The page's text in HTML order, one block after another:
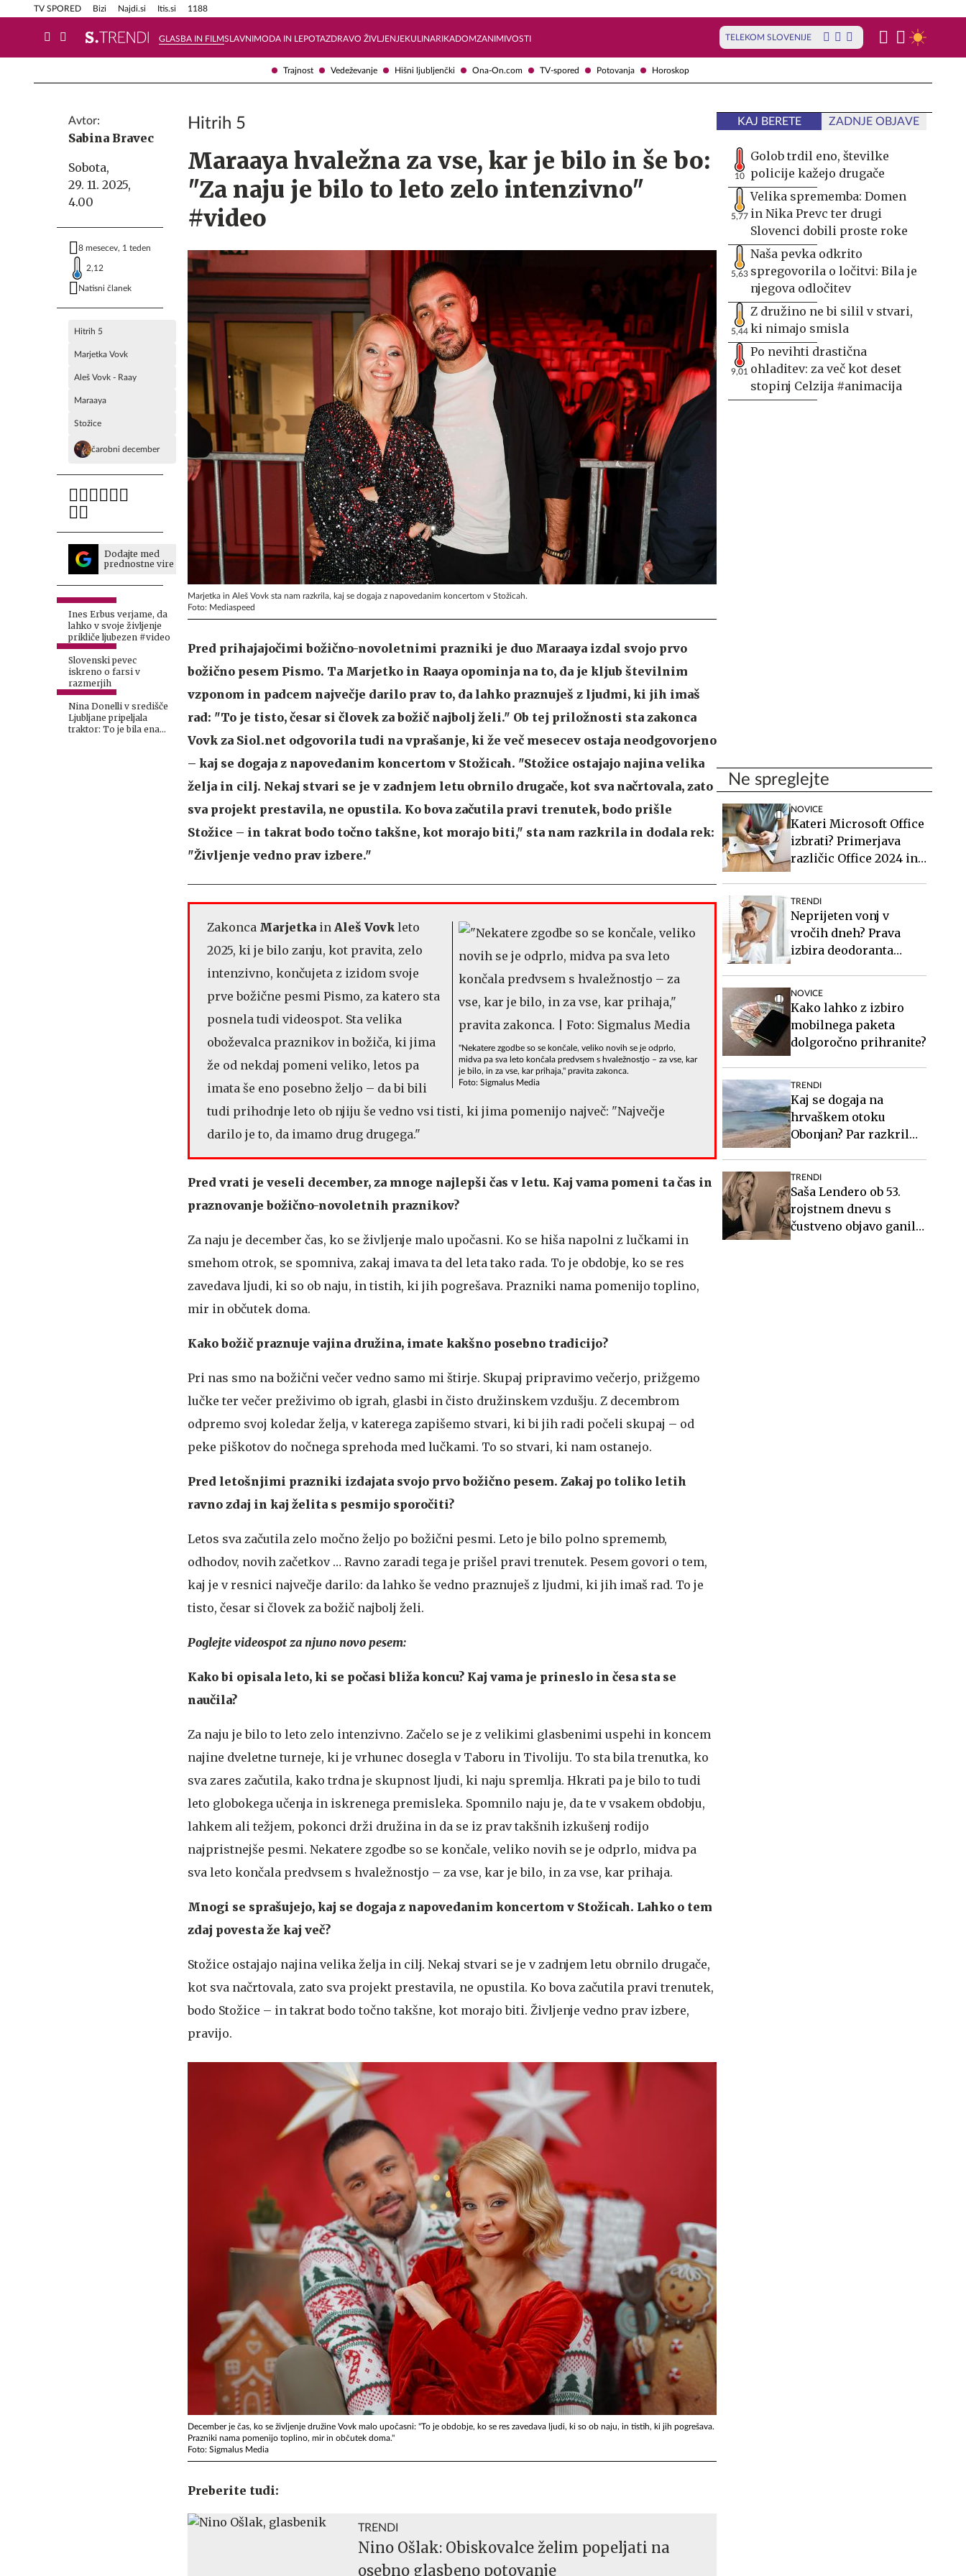
Trajnost Vedeževanje Hišni ljubljenčki Ona-On.com TV-spored Potovanja Horoskop
TV SPORED Bizi Najdi.si Itis.si 1188
GLASBA IN FILMSLAVNIMODA IN LEPOTAZDRAVO ŽIVLJENJEKULINARIKADOMZANIMIVOSTI TELEKOM SLOVENIJE
Info in obvestila Tehnik
Avtor:
Sabina Bravec
Sobota,
29. 11. 2025,
4.00
8 mesecev, 1 teden
2,12
Natisni članek
Hitrih 5
Marjetka Vovk
Aleš Vovk - Raay
Maraaya
Stožice
čarobni december
Dodajte med
prednostne vire
Ines Erbus verjame, da
lahko v svoje življenje
prikliče ljubezen #video
Slovenski pevec
iskreno o farsi v
razmerjih
Nina Donelli v središče
Ljubljane pripeljala
traktor: To je bila ena
Hitrih 5
Maraaya hvaležna za vse, kar je bilo in še bo:
"Za naju je bilo to leto zelo intenzivno"
#video
Marjetka in Aleš Vovk sta nam razkrila, kaj se dogaja z napovedanim koncertom v Stožicah.
Foto: Mediaspeed
Pred prihajajočimi božično-novoletnimi prazniki je duo Maraaya izdal svojo prvo
božično pesem Pismo. Ta Marjetko in Raaya opominja na to, da je kljub številnim
vzponom in padcem največje darilo prav to, da lahko praznuješ z ljudmi, ki jih imaš
rad: "To je tisto, česar si človek za božič najbolj želi." Ob tej priložnosti sta zakonca
Vovk za Siol.net odgovorila tudi na vprašanje, ki že več mesecev ostaja neodgovorjeno
– kaj se dogaja z napovedanim koncertom v Stožicah. "Stožice ostajajo najina velika
želja in cilj. Nekaj stvari se je v zadnjem letu obrnilo drugače, kot sva načrtovala, zato
sva projekt prestavila, ne opustila. Ko bova začutila pravi trenutek, bodo prišle
Stožice – in takrat bodo točno takšne, kot morajo biti," sta nam razkrila in dodala rek:
"Življenje vedno prav izbere."
"Nekatere zgodbe so se končale, veliko novih se je odprlo,
midva pa sva leto končala predvsem s hvaležnostjo – za vse, kar
je bilo, in za vse, kar prihaja," pravita zakonca.
Foto: Sigmalus Media
Zakonca Marjetka in Aleš Vovk leto
2025, ki je bilo zanju, kot pravita, zelo
intenzivno, končujeta z izidom svoje
prve božične pesmi Pismo, za katero sta
posnela tudi videospot. Sta velika
oboževalca praznikov in božiča, ki jima
že od nekdaj pomeni veliko, letos pa
imata še eno posebno željo – da bi bili
tudi prihodnje leto ob njiju še vedno vsi tisti, ki jima pomenijo največ: "Največje
darilo je to, da imamo drug drugega."
Pred vrati je veseli december, za mnoge najlepši čas v letu. Kaj vama pomeni ta čas in
praznovanje božično-novoletnih praznikov?
Za naju je december čas, ko se življenje malo upočasni. Ko se hiša napolni z lučkami in
smehom otrok, se spomniva, zakaj imava ta del leta tako rada. To je obdobje, ko se res
zavedava ljudi, ki so ob naju, in tistih, ki jih pogrešava. Prazniki nama pomenijo toplino,
mir in občutek doma.
Kako božič praznuje vajina družina, imate kakšno posebno tradicijo?
Pri nas smo na božični večer vedno samo mi štirje. Skupaj pripravimo večerjo, prižgemo
lučke ter večer preživimo ob igrah, glasbi in čisto družinskem vzdušju. Z decembrom
odpremo svoj koledar želja, v katerega zapišemo stvari, ki bi jih radi počeli skupaj – od
peke piškotov do nočnega sprehoda med lučkami. To so stvari, ki nam ostanejo.
Pred letošnjimi prazniki izdajata svojo prvo božično pesem. Zakaj po toliko letih
ravno zdaj in kaj želita s pesmijo sporočiti?
Letos sva začutila zelo močno željo po božični pesmi. Leto je bilo polno sprememb,
odhodov, novih začetkov … Ravno zaradi tega je prišel pravi trenutek. Pesem govori o tem,
kaj je v resnici največje darilo: da lahko še vedno praznuješ z ljudmi, ki jih imaš rad. To je
tisto, česar si človek za božič najbolj želi.
Poglejte videospot za njuno novo pesem:
Kako bi opisala leto, ki se počasi bliža koncu? Kaj vama je prineslo in česa sta se
naučila?
Za naju je bilo to leto zelo intenzivno. Začelo se je z velikimi glasbenimi uspehi in koncem
najine dveletne turneje, ki je vrhunec dosegla v Taboru in Tivoliju. To sta bila trenutka, ko
sva zares začutila, kako trdna je skupnost ljudi, ki naju spremlja. Hkrati pa je bilo to tudi
leto globokega učenja in iskrenega premisleka. Spomnilo naju je, da te v vsakem obdobju,
lahkem ali težjem, pokonci drži družina in da se iz prav takšnih izkušenj rodijo
najpristnejše pesmi. Nekatere zgodbe so se končale, veliko novih se je odprlo, midva pa
sva leto končala predvsem s hvaležnostjo – za vse, kar je bilo, in za vse, kar prihaja.
Mnogi se sprašujejo, kaj se dogaja z napovedanim koncertom v Stožicah. Lahko o tem
zdaj povesta že kaj več?
Stožice ostajajo najina velika želja in cilj. Nekaj stvari se je v zadnjem letu obrnilo drugače,
kot sva načrtovala, zato sva projekt prestavila, ne opustila. Ko bova začutila pravi trenutek,
bodo Stožice – in takrat bodo točno takšne, kot morajo biti. Življenje vedno prav izbere,
pravijo.
December je čas, ko se življenje družine Vovk malo upočasni: "To je obdobje, ko se res zavedava ljudi, ki so ob naju, in tistih, ki jih pogrešava.
Prazniki nama pomenijo toplino, mir in občutek doma."
Foto: Sigmalus Media
Preberite tudi:
TRENDI
Nino Ošlak: Obiskovalce želim popeljati na
osebno glasbeno potovanje
KAJ BERETE ZADNJE OBJAVE
10
Golob trdil eno, številke
policije kažejo drugače
5,77
Velika sprememba: Domen
in Nika Prevc ter drugi
Slovenci dobili proste roke
5,63
Naša pevka odkrito
spregovorila o ločitvi: Bila je
njegova odločitev
5,44
Z družino ne bi silil v stvari,
ki nimajo smisla
9,01
Po nevihti drastična
ohladitev: za več kot deset
stopinj Celzija #animacija
Ne spreglejte
NOVICE
Kateri Microsoft Office
izbrati? Primerjava
različic Office 2024 in
TRENDI
Neprijeten vonj v
vročih dneh? Prava
izbira deodoranta
NOVICE
Kako lahko z izbiro
mobilnega paketa
dolgoročno prihranite?
TRENDI
Kaj se dogaja na
hrvaškem otoku
Obonjan? Par razkril
dogodku za svingerje.
TRENDI
Saša Lendero ob 53.
rojstnem dnevu s
čustveno objavo ganila